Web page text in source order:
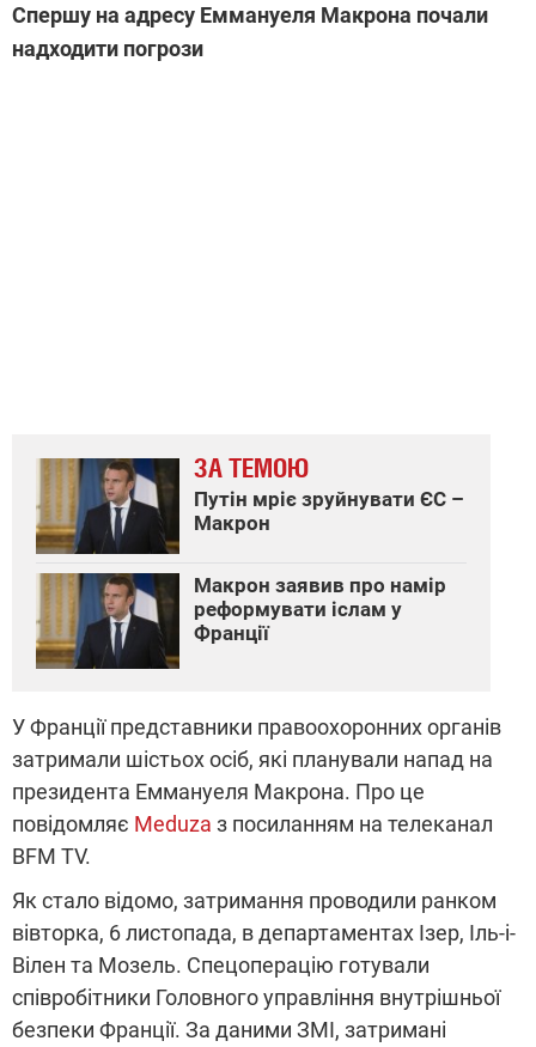
Спершу на адресу Еммануеля Макрона почали
надходити погрози
ЗА ТЕМОЮ
Путін мріє зруйнувати ЄС –
Макрон
Макрон заявив про намір
реформувати іслам у
Франції
У Франції представники правоохоронних органів
затримали шістьох осіб, які планували напад на
президента Еммануеля Макрона. Про це
повідомляє Meduza з посиланням на телеканал
BFM TV.
Як стало відомо, затримання проводили ранком
вівторка, 6 листопада, в департаментах Ізер, Іль-і-
Вілен та Мозель. Спецоперацію готували
співробітники Головного управління внутрішньої
безпеки Франції. За даними ЗМІ, затримані